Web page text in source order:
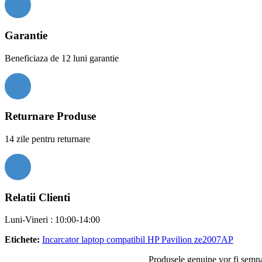
Garantie
Beneficiaza de 12 luni garantie
Returnare Produse
14 zile pentru returnare
Relatii Clienti
Luni-Vineri : 10:00-14:00
Etichete: Incarcator laptop compatibil HP Pavilion ze2007AP
Produsele genuine vor fi